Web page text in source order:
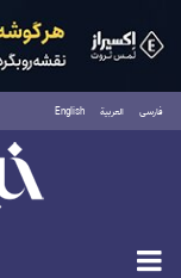
فارسی العربية English